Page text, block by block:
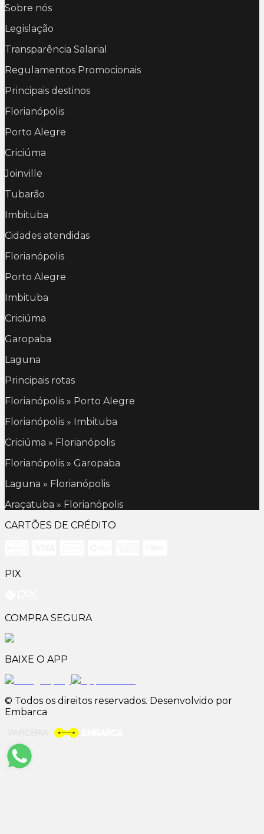
Sobre nós
Legislação
Transparência Salarial
Regulamentos Promocionais
Principais destinos
Florianópolis
Porto Alegre
Criciúma
Joinville
Tubarão
Imbituba
Cidades atendidas
Florianópolis
Porto Alegre
Imbituba
Criciúma
Garopaba
Laguna
Principais rotas
Florianópolis » Porto Alegre
Florianópolis » Imbituba
Criciúma » Florianópolis
Florianópolis » Garopaba
Laguna » Florianópolis
Araçatuba » Florianópolis
CARTÕES DE CRÉDITO
PIX
COMPRA SEGURA
BAIXE O APP
© Todos os direitos reservados. Desenvolvido por
Embarca